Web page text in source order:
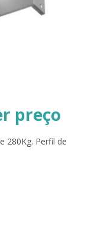
preço
280Kg. Perfil de